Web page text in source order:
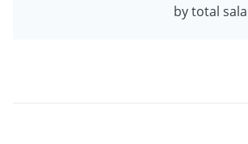
by total